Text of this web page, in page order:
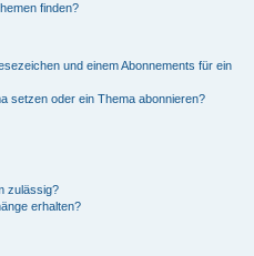
finden?
und einem Abonnements für ein
setzen oder ein Thema abonnieren?
zulässig?
erhalten?